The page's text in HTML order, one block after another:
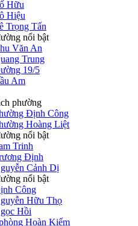
Hữu
Hiệu
Trọng Tấn
nổi bật
Văn An
Trung
19/5
Am
phường
Định Công
Hoàng Liệt
nổi bật
Trinh
Định
Cảnh Dị
nổi bật
Công
Hữu Thọ
Hồi
Hoàn Kiếm